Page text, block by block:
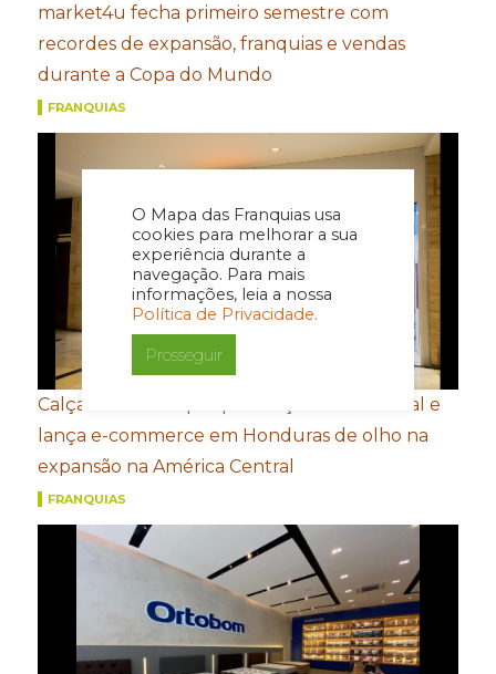
O Mapa das Franquias usa
cookies para melhorar a sua
experiência durante a
navegação. Para mais
informações, leia a nossa
Política de Privacidade.
Prosseguir
market4u fecha primeiro semestre com
recordes de expansão, franquias e vendas
durante a Copa do Mundo
FRANQUIAS
Calçados Bibi amplia presença internacional e
lança e-commerce em Honduras de olho na
expansão na América Central
FRANQUIAS